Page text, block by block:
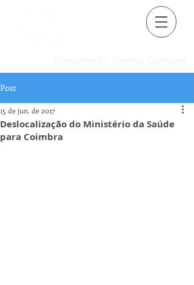
Post
Deslocalização do Ministério da Saúde
para Coimbra
15 de jun. de 2017